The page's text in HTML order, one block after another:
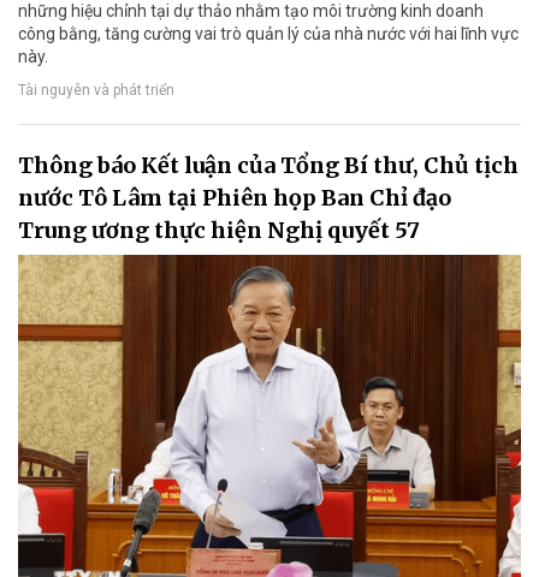
những hiệu chỉnh tại dự thảo nhằm tạo môi trường kinh doanh
công bằng, tăng cường vai trò quản lý của nhà nước với hai lĩnh vực
này.
Tài nguyên và phát triển
Thông báo Kết luận của Tổng Bí thư, Chủ tịch
nước Tô Lâm tại Phiên họp Ban Chỉ đạo
Trung ương thực hiện Nghị quyết 57